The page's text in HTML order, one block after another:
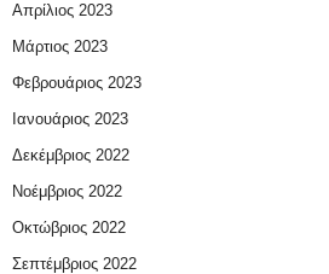
Απρίλιος 2023
Μάρτιος 2023
Φεβρουάριος 2023
Ιανουάριος 2023
Δεκέμβριος 2022
Νοέμβριος 2022
Οκτώβριος 2022
Σεπτέμβριος 2022